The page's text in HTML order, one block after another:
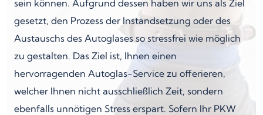
sein können. Aufgrund dessen haben wir uns als Ziel
gesetzt, den Prozess der Instandsetzung oder des
Austauschs des Autoglases so stressfrei wie möglich
zu gestalten. Das Ziel ist, Ihnen einen
hervorragenden Autoglas-Service zu offerieren,
welcher Ihnen nicht ausschließlich Zeit, sondern
ebenfalls unnötigen Stress erspart. Sofern Ihr PKW